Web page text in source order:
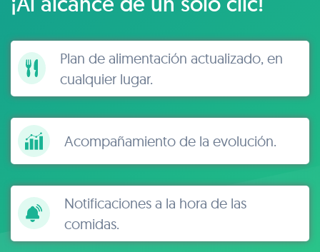
Plan de alimentación actualizado, en
cualquier lugar.
Acompañamiento de la evolución.
Notificaciones a la hora de las
comidas.